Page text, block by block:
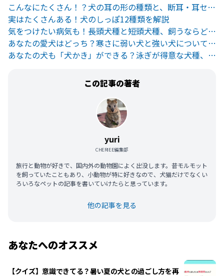
こんなにたくさん！？犬の耳の形の種類と、断耳・耳セットについて
実はたくさんある！犬のしっぽ12種類を解説
気をつけたい病気も！長頭犬種と短頭犬種、飼うならどっち？
あなたの愛犬はどっち？寒さに弱い犬と強い犬について徹底解説！
あなたの犬も「犬かき」ができる？泳ぎが得意な犬種、苦手な犬種とは
この記事の著者
yuri
CHERIEE編集部
旅行と動物が好きで、国内外の動物園によく出没します。昔モルモット
を飼っていたこともあり、小動物が特に好きなので、犬猫だけでなくい
ろいろなペットの記事を書いていけたらと思っています。
他の記事を見る
あなたへのオススメ
【クイズ】意識できてる？暑い夏の犬との過ごし方を再